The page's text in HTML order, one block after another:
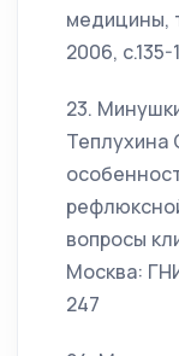
медицины,
2006, с.135-
23.
Теплухина
вопросы
Москва:
247